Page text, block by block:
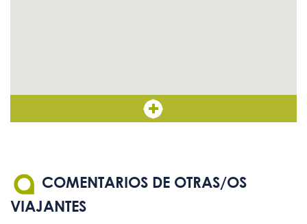
COMENTARIOS DE OTRAS/OS
VIAJANTES